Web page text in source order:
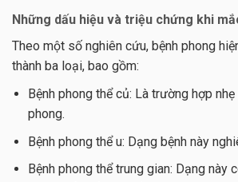
Những dấu hiệu và triệu chứng khi
Theo một số nghiên cứu, bệnh phong
thành ba loại, bao gồm:
Bệnh phong thể củ: Là trường hợp
phong.
Bệnh phong thể u: Dạng bệnh này
Bệnh phong thể trung gian: Dạng này